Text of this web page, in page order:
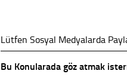
Lütfen Sosyal Medyalarda
Bu Konularada göz atmak